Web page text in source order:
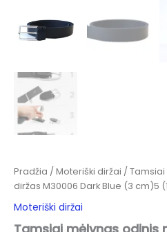
Pradžia /Moteriški diržai /
diržas M30006 Dark Blue (3 cm)5
Moteriški diržai